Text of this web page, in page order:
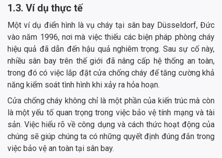
1.3. Ví dụ thực tế
Một ví dụ điển hình là vụ cháy tại sân bay Düsseldorf, Đức
vào năm 1996, nơi mà việc thiếu các biện pháp phòng cháy
hiệu quả đã dẫn đến hậu quả nghiêm trọng. Sau sự cố này,
nhiều sân bay trên thế giới đã nâng cấp hệ thống an toàn,
trong đó có việc lắp đặt cửa chống cháy để tăng cường khả
năng kiểm soát tình hình khi xảy ra hỏa hoạn.
Cửa chống cháy không chỉ là một phần của kiến trúc mà còn
là một yếu tố quan trọng trong việc bảo vệ tính mạng và tài
sản. Việc hiểu rõ về công dụng và cách thức hoạt động của
chúng sẽ giúp chúng ta có những quyết định đúng đắn trong
việc bảo vệ an toàn tại sân bay.